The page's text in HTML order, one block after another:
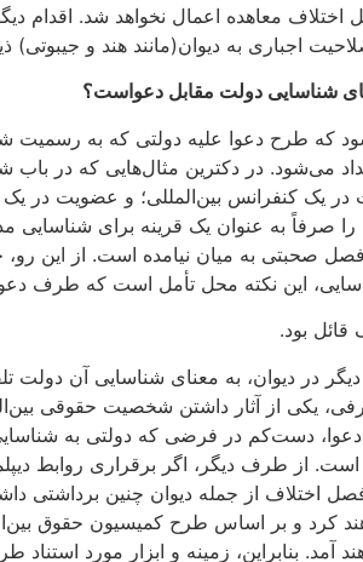
معاهده اعمال نخواهد شد. اقدام
هند و جیبوتی) ذیل بند 2 ماده 36 اساسنامه دیوان،
شناسایی دولت مقابل دعواست؟
که طرح دعوا علیه دولتی که به رسمیت
در دکترین مثال‌هایی که در باب
در یک کنفرانس بین‌المللی؛ و عضویت در
را صرفاً به عنوان یک قرینه برای
به میان نیامده است. از این رو،
این نکته محل تأمل است که طرف
بود.
در دیوان، به معنای شناسایی آن دولت
یکی از آثار داشتن شخصیت حقوقی
دعوا، دست‌کم در فرضی که دولتی به
از طرف دیگر، اگر برقراری روابط
اختلاف از جمله دیوان چنین برداشتی
آمد. بنابراین، زمینه و ابزار مورد